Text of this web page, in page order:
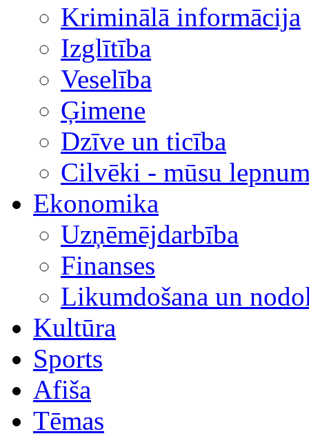
Kriminālā informācija
Izglītība
Veselība
Ģimene
Dzīve un ticība
Cilvēki - mūsu
Ekonomika
Uzņēmējdarbība
Finanses
Likumdošana un
Kultūra
Sports
Afiša
Tēmas